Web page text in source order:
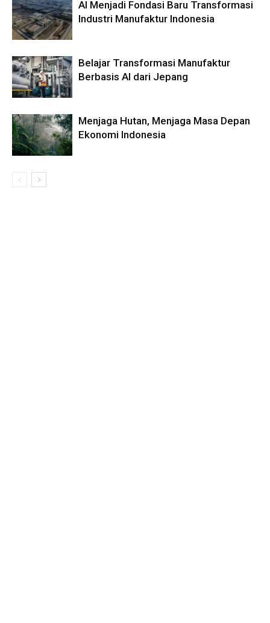
AI Menjadi Fondasi Baru Transformasi
Industri Manufaktur Indonesia
Belajar Transformasi Manufaktur
Berbasis AI dari Jepang
Menjaga Hutan, Menjaga Masa Depan
Ekonomi Indonesia